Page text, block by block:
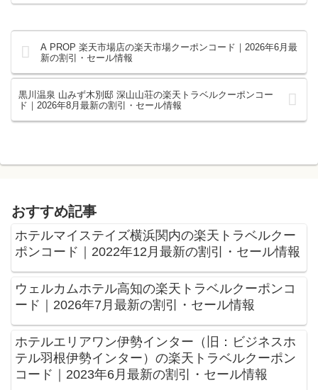
A PROP 楽天市場店の楽天市場クーポンコード｜2026年6月最
新の割引・セール情報
黒川温泉 山みず木別邸 深山山荘の楽天トラベルクーポンコー
ド｜2026年8月最新の割引・セール情報
おすすめ記事
ホテルマイステイズ横浜関内の楽天トラベルクー
ポンコード｜2022年12月最新の割引・セール情報
ウェルカムホテル高知の楽天トラベルクーポンコ
ード｜2026年7月最新の割引・セール情報
ホテルエリアワン伊勢インター（旧：ビジネスホ
テル羽根伊勢インター）の楽天トラベルクーポン
コード｜2023年6月最新の割引・セール情報